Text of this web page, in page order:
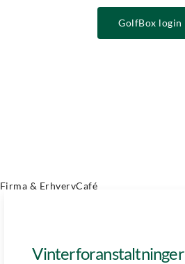
Firma & ErhvervCafé
GolfBox login
Vinterforanstaltninger